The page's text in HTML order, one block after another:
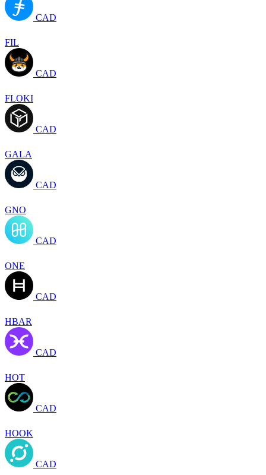
CAD
FIL
CAD
FLOKI
CAD
GALA
CAD
GNO
CAD
ONE
CAD
HBAR
CAD
HOT
CAD
HOOK
CAD